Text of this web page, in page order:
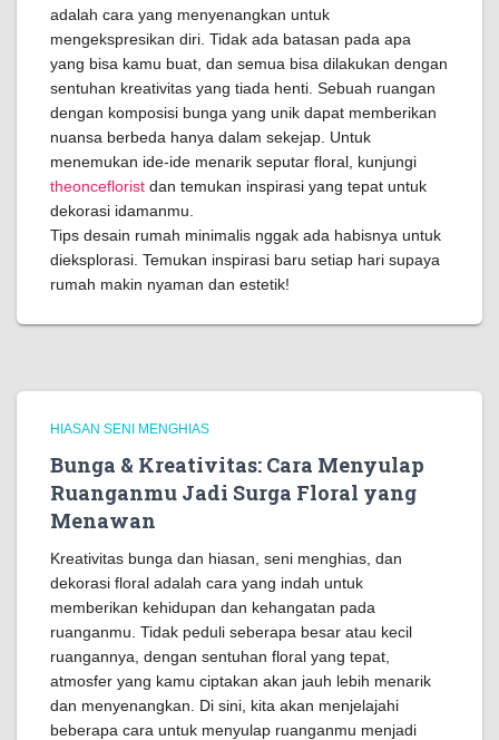
adalah cara yang menyenangkan untuk
mengekspresikan diri. Tidak ada batasan pada apa
yang bisa kamu buat, dan semua bisa dilakukan dengan
sentuhan kreativitas yang tiada henti. Sebuah ruangan
dengan komposisi bunga yang unik dapat memberikan
nuansa berbeda hanya dalam sekejap. Untuk
menemukan ide-ide menarik seputar floral, kunjungi
theonceflorist dan temukan inspirasi yang tepat untuk
dekorasi idamanmu.
Tips desain rumah minimalis nggak ada habisnya untuk
dieksplorasi. Temukan inspirasi baru setiap hari supaya
rumah makin nyaman dan estetik!
HIASAN SENI MENGHIAS
Bunga & Kreativitas: Cara Menyulap
Ruanganmu Jadi Surga Floral yang
Menawan
Kreativitas bunga dan hiasan, seni menghias, dan
dekorasi floral adalah cara yang indah untuk
memberikan kehidupan dan kehangatan pada
ruanganmu. Tidak peduli seberapa besar atau kecil
ruangannya, dengan sentuhan floral yang tepat,
atmosfer yang kamu ciptakan akan jauh lebih menarik
dan menyenangkan. Di sini, kita akan menjelajahi
beberapa cara untuk menyulap ruanganmu menjadi